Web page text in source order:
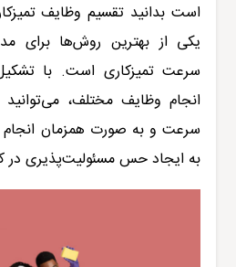
است بدانید تقسیم وظایف
یکی از بهترین روش‌ها برای
سرعت تمیزکاری است. با
انجام وظایف مختلف، می‌توانید
سرعت و به صورت همزمان انجام
به ایجاد حس مسئولیت‌پذیری در